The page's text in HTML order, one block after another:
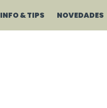
INFO & TIPS NOVEDADES